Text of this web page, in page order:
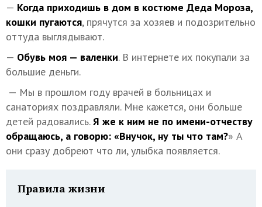
— Когда приходишь в дом в костюме Деда Мороза,
кошки пугаются, прячутся за хозяев и подозрительно
оттуда выглядывают.
— Обувь моя — валенки. В интернете их покупали за
большие деньги.
— Мы в прошлом году врачей в больницах и
санаториях поздравляли. Мне кажется, они больше
детей радовались.Я же к ним не по имени-отчеству
обращаюсь, а говорю: «Внучок, ну ты что там?» А
они сразу добреют что ли, улыбка появляется.
Правила жизни